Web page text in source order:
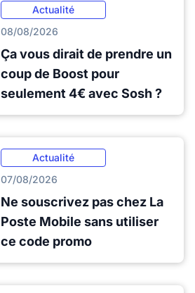
Actualité
08/08/2026
Ça vous dirait de prendre un
coup de Boost pour
seulement 4€ avec Sosh ?
Actualité
07/08/2026
Ne souscrivez pas chez La
Poste Mobile sans utiliser
ce code promo